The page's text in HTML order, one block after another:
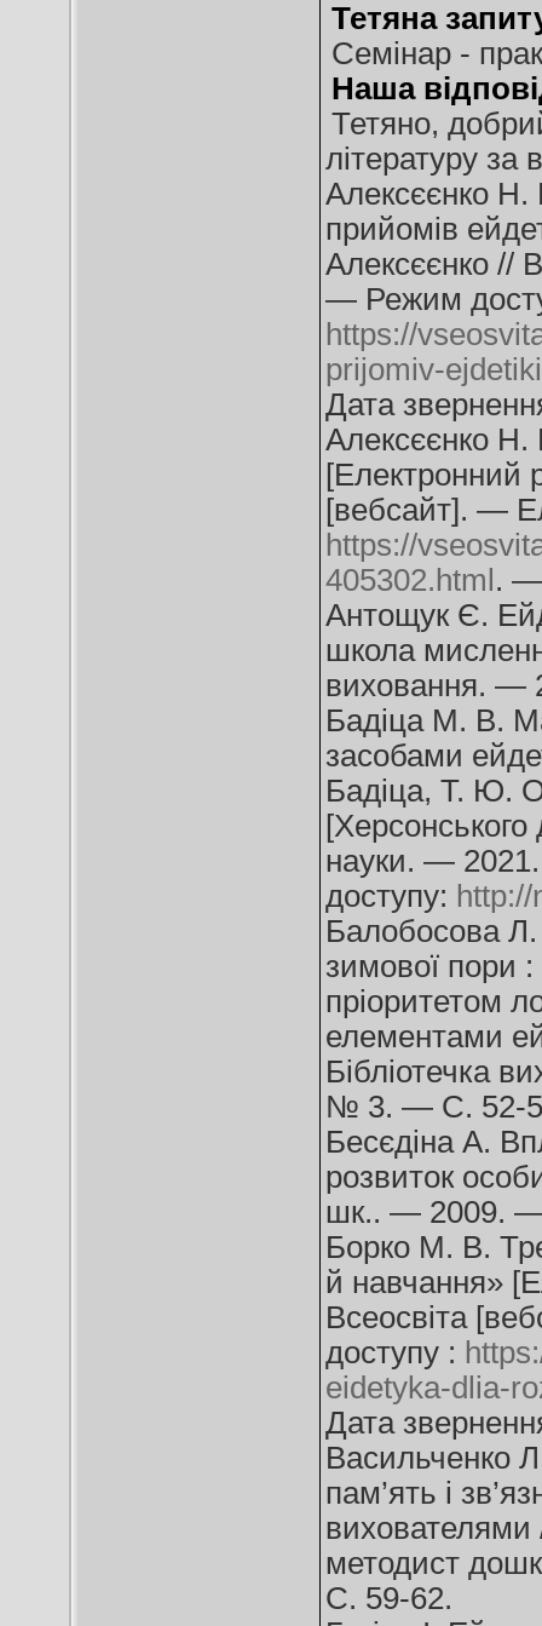
Тетяна
Семінар -
Наша
Тетяно,
літературу
Алексєєнко Н.
прийомів
Алексєєнко //
— Режим
https://
prijomiv-
Дата
Алексєєнко Н.
[Електронний
[вебсайт]. —
https://
405302.html . —
Антощук Є.
школа
виховання.
Бадіца М. В.
засобами
Бадіца, Т. Ю.
[Херсонського
науки. —
доступу:
Балобосова Л.
зимової пори :
пріоритетом
елементами
Бібліотечка
№ 3. — С. 52-
Бесєдіна А.
розвиток
шк.. — 2009.
Борко М. В.
й навчання»
Всеосвіта
доступу :
eidetyka-dlia-
Дата
Васильченко
пам’ять і
вихователями
методист
С. 59-62.